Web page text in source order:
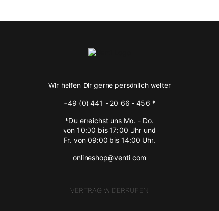
Wir helfen Dir gerne persönlich weiter
+49 (0) 441 - 20 66 - 456 *
*Du erreichst uns Mo. - Do.
von 10:00 bis 17:00 Uhr und
Fr. von 09:00 bis 14:00 Uhr.
onlineshop@venti.com
VERTRAG WIDERRUFEN